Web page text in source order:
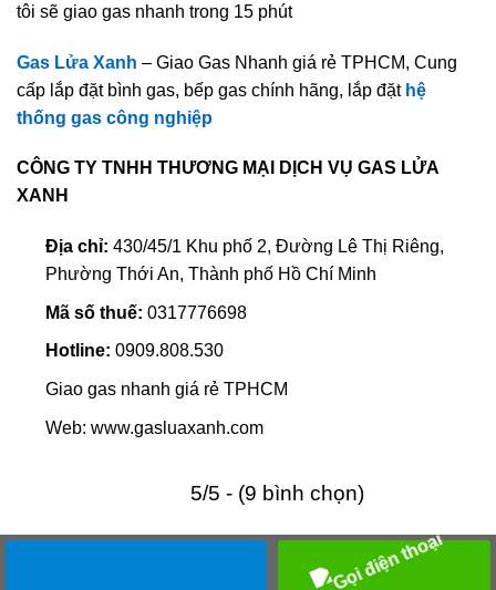
tôi sẽ giao gas nhanh trong 15 phút
Gas Lửa Xanh – Giao Gas Nhanh giá rẻ TPHCM, Cung
cấp lắp đặt bình gas, bếp gas chính hãng, lắp đặt hệ
thống gas công nghiệp
CÔNG TY TNHH THƯƠNG MẠI DỊCH VỤ GAS LỬA
XANH
Địa chỉ: 430/45/1 Khu phố 2, Đường Lê Thị Riêng,
Phường Thới An, Thành phố Hồ Chí Minh
Mã số thuế: 0317776698
Hotline: 0909.808.530
Giao gas nhanh giá rẻ TPHCM
Web: www.gasluaxanh.com
5/5 - (9 bình chọn)